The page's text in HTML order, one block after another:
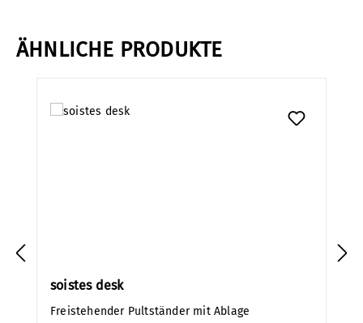
ÄHNLICHE PRODUKTE
soistes desk
Freistehender Pultständer mit Ablage